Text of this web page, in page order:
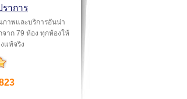
าการ
าพและบริการอันน่า
าก 79 ห้อง ทุกห้องให้
แท้จริง